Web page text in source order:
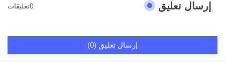
إرسال تعليق 0تعليقات
إرسال تعليق (0)